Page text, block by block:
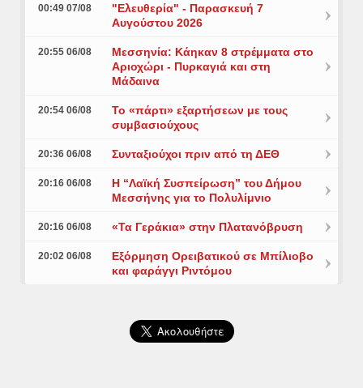
00:49 07/08
"Ελευθερία" - Παρασκευή 7
Αυγούστου 2026
20:55 06/08
Μεσσηνία: Κάηκαν 8 στρέμματα στο
Αριοχώρι - Πυρκαγιά και στη
Μάδαινα
20:54 06/08
Το «πάρτι» εξαρτήσεων με τους
συμβασιούχους
20:36 06/08 Συνταξιούχοι πριν από τη ΔΕΘ
20:16 06/08
Η “Λαϊκή Συσπείρωση” του Δήμου
Μεσσήνης για το Πολυλίμνιο
20:16 06/08 «Τα Γεράκια» στην Πλατανόβρυση
20:02 06/08
Εξόρμηση Ορειβατικού σε Μπίλιοβο
και φαράγγι Ριντόμου